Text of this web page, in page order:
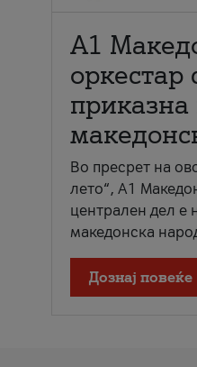
А1
оркестар
Во пресрет на
лето“, А1
централен дел е
македонска
Дознај повеќе